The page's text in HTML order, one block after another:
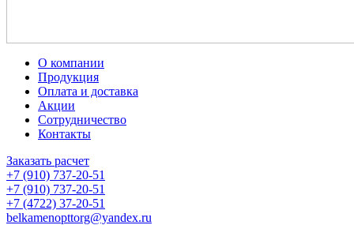
О компании
Продукция
Оплата и доставка
Акции
Сотрудничество
Контакты
Заказать расчет
+7 (910) 737-20-51
+7 (910) 737-20-51
+7 (4722) 37-20-51
belkamenopttorg@yandex.ru